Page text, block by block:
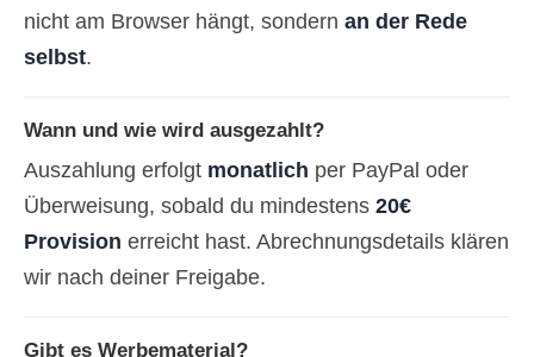
nicht am Browser hängt, sondern an der Rede
selbst.
Wann und wie wird ausgezahlt?
Auszahlung erfolgt monatlich per PayPal oder
Überweisung, sobald du mindestens 20€
Provision erreicht hast. Abrechnungsdetails klären
wir nach deiner Freigabe.
Gibt es Werbematerial?